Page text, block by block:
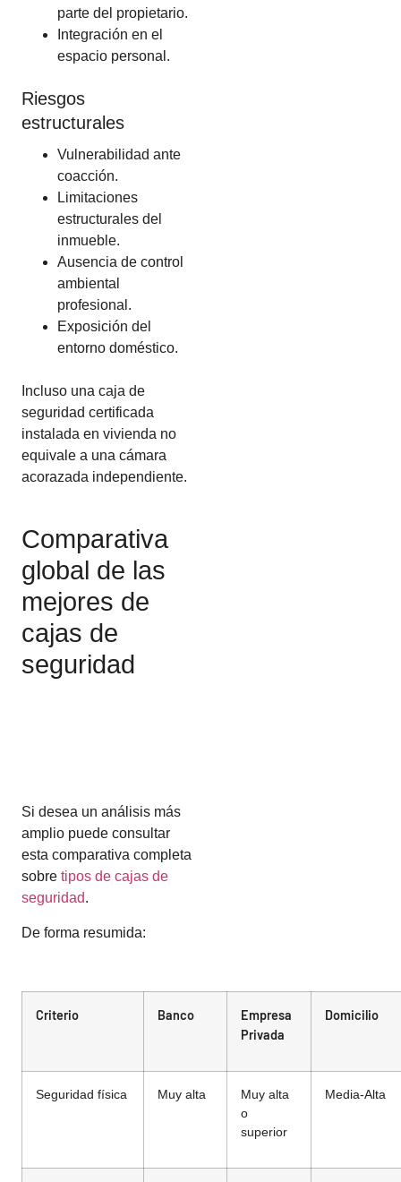
parte del propietario.
Integración en el
espacio personal.
Riesgos
estructurales
Vulnerabilidad ante
coacción.
Limitaciones
estructurales del
inmueble.
Ausencia de control
ambiental
profesional.
Exposición del
entorno doméstico.
Incluso una caja de
seguridad certificada
instalada en vivienda no
equivale a una cámara
acorazada independiente.
Comparativa
global de las
mejores de
cajas de
seguridad
Si desea un análisis más
amplio puede consultar
esta comparativa completa
sobre tipos de cajas de
seguridad.
De forma resumida:
Criterio Banco
Empresa
Privada
Domicilio
Seguridad física Muy alta
Muy alta
o
superior
Media-Alta